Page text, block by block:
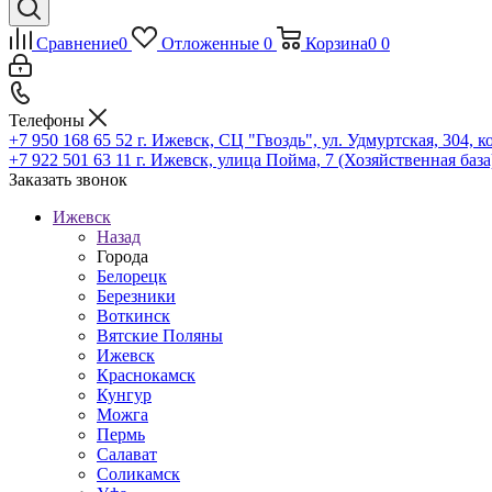
Сравнение0 Отложенные 0 Корзина0 0
Телефоны
+7 950 168 65 52 г. Ижевск, СЦ "Гвоздь", ул. Удмуртская, 304,
+7 922 501 63 11 г. Ижевск, улица Пойма, 7 (Хозяйственная
Заказать звонок
Ижевск
Назад
Города
Белорецк
Березники
Воткинск
Вятские Поляны
Ижевск
Краснокамск
Кунгур
Можга
Пермь
Салават
Соликамск